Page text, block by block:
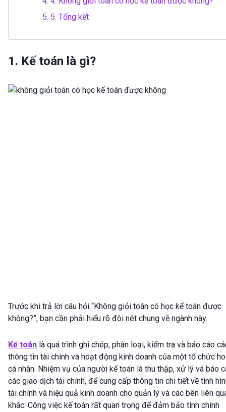
5. 5. Tổng kết
1. Kế toán là gì?
Trước khi trả lời câu hỏi “Không giỏi toán có học kế toán được
không?”, bạn cần phải hiểu rõ đôi nét chung về ngành này.
Kế toán là quá trình ghi chép, phân loại, kiểm tra và báo cáo
thông tin tài chính và hoạt động kinh doanh của một tổ chức
cá nhân. Nhiệm vụ của người kế toán là thu thập, xử lý và báo
các giao dịch tài chính, để cung cấp thông tin chi tiết về tình
tài chính và hiệu quả kinh doanh cho quản lý và các bên liên
khác. Công việc kế toán rất quan trọng để đảm bảo tính chính